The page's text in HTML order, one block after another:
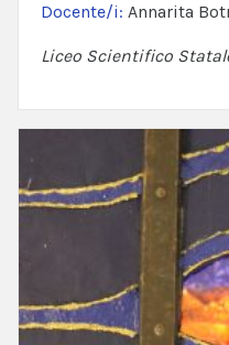
Docente/i: Annarita
Liceo Scientifico